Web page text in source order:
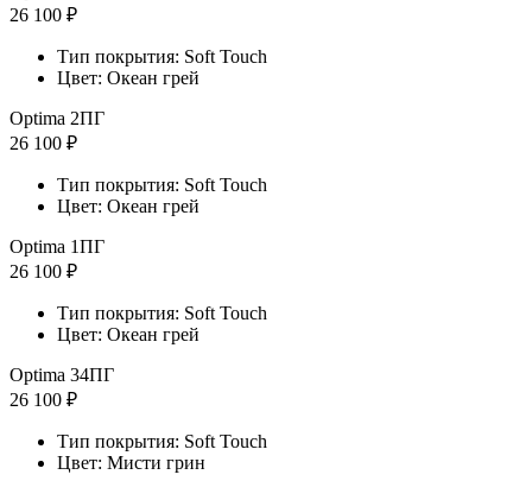
26 100 ₽
Тип покрытия: Soft Touch
Цвет: Океан грей
Optima 2ПГ
26 100 ₽
Тип покрытия: Soft Touch
Цвет: Океан грей
Optima 1ПГ
26 100 ₽
Тип покрытия: Soft Touch
Цвет: Океан грей
Optima 34ПГ
26 100 ₽
Тип покрытия: Soft Touch
Цвет: Мисти грин